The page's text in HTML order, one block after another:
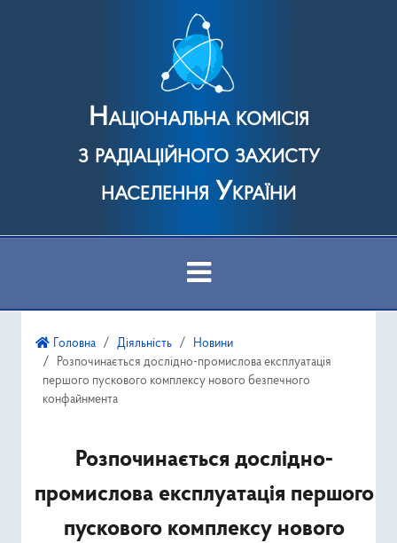
Національна комісія
з радіаційного захисту
населення України
Діяльність
Публічна інформація
Type 2 or
Головна Діяльність
Новини
Розпочинається дослідно-промислова експлуатація
першого пускового комплексу нового безпечного
конфайнмента
Розпочинається дослідно-
промислова експлуатація першого
пускового комплексу нового